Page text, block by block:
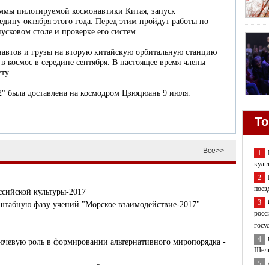
пилотируемой космонавтики Китая, запуск
октября этого года. Перед этим пройдут работы по
столе и проверке его систем.
и грузы на вторую китайскую орбитальную станцию
космос в середине сентября. В настоящее время члены
была доставлена на космодром Цзюцюань 9 июля.
Все>>
культуры-2017
фазу учений "Морское взаимодействие-2017"
роль в формировании альтернативного миропорядка -
1
2
3
4